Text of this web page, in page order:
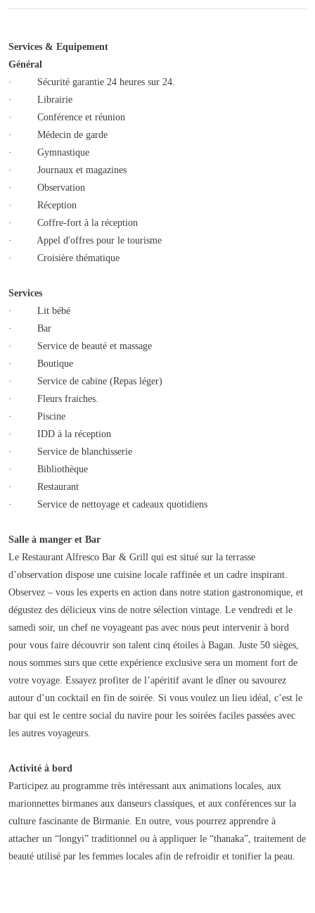
Services & Equipement
Général
· Sécurité garantie 24 heures sur 24.
· Librairie
· Conférence et réunion
· Médecin de garde
· Gymnastique
· Journaux et magazines
· Observation
· Réception
· Coffre-fort à la réception
· Appel d'offres pour le tourisme
· Croisière thématique
Services
· Lit bébé
· Bar
· Service de beauté et massage
· Boutique
· Service de cabine (Repas léger)
· Fleurs fraiches.
· Piscine
· IDD à la réception
· Service de blanchisserie
· Bibliothèque
· Restaurant
· Service de nettoyage et cadeaux quotidiens
Salle à manger et Bar
Le Restaurant Alfresco Bar & Grill qui est situé sur la terrasse
d’observation dispose une cuisine locale raffinée et un cadre inspirant.
Observez – vous les experts en action dans notre station gastronomique, et
dégustez des délicieux vins de notre sélection vintage. Le vendredi et le
samedi soir, un chef ne voyageant pas avec nous peut intervenir à bord
pour vous faire découvrir son talent cinq étoiles à Bagan. Juste 50 sièges,
nous sommes surs que cette expérience exclusive sera un moment fort de
votre voyage. Essayez profiter de l’apéritif avant le dîner ou savourez
autour d’un cocktail en fin de soirée. Si vous voulez un lieu idéal, c’est le
bar qui est le centre social du navire pour les soirées faciles passées avec
les autres voyageurs.
Activité à bord
Participez au programme très intéressant aux animations locales, aux
marionnettes birmanes aux danseurs classiques, et aux conférences sur la
culture fascinante de Birmanie. En outre, vous pourrez apprendre à
attacher un “longyi” traditionnel ou à appliquer le “thanaka”, traitement de
beauté utilisé par les femmes locales afin de refroidir et tonifier la peau.